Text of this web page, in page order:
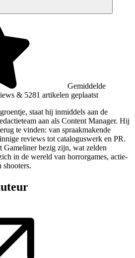
Gemiddelde
& 5281 artikelen geplaatst
staat hij inmiddels aan de
aan als Content Manager. Hij
te vinden: van spraakmakende
reviews tot cataloguswerk en PR.
Gameliner bezig zijn, wat zelden
in de wereld van horrorgames, actie-
shooters.